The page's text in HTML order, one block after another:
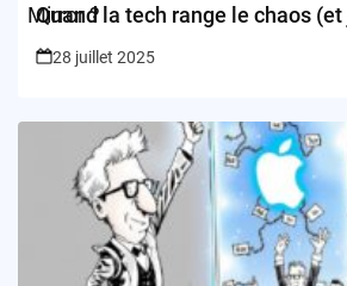
Quand la tech range le chaos
28 juillet 2025